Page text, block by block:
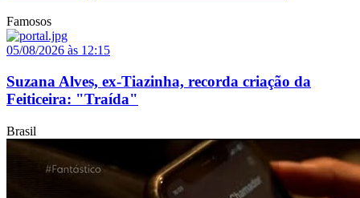
Famosos
05/08/2026 às 12:15
Suzana Alves, ex-Tiazinha, recorda criação da
Feiticeira: "Traída"
Brasil